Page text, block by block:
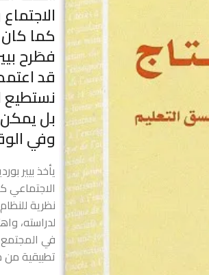
كما كان
فطَرح
قد
نستطيع
بل يمكن
وفي
يأخذ بيير
الاجتماعي
نظرية
لدراسته،
في المجتمع
تطبيقية من